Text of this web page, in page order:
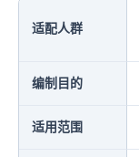
适配人群
编制目的
适用范围